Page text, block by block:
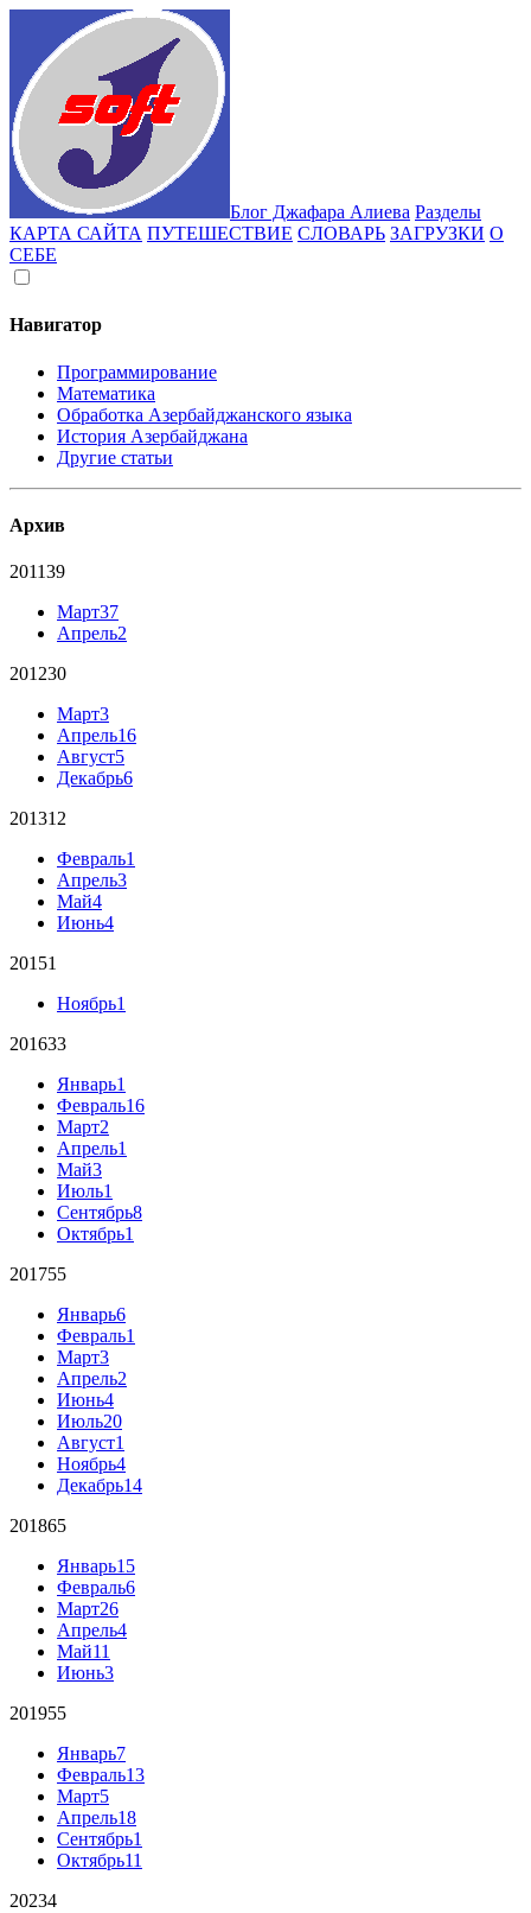
Блог Джафара Алиева Разделы
КАРТА САЙТА ПУТЕШЕСТВИЕ СЛОВАРЬ ЗАГРУЗКИ О
СЕБЕ
Навигатор
Программирование
Математика
Обработка Азербайджанского языка
История Азербайджана
Другие статьи
Архив
201139
Март37
Апрель2
201230
Март3
Апрель16
Август5
Декабрь6
201312
Февраль1
Апрель3
Май4
Июнь4
20151
Ноябрь1
201633
Январь1
Февраль16
Март2
Апрель1
Май3
Июль1
Сентябрь8
Октябрь1
201755
Январь6
Февраль1
Март3
Апрель2
Июнь4
Июль20
Август1
Ноябрь4
Декабрь14
201865
Январь15
Февраль6
Март26
Апрель4
Май11
Июнь3
201955
Январь7
Февраль13
Март5
Апрель18
Сентябрь1
Октябрь11
20234